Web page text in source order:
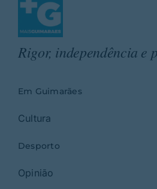
Rigor, independência e
Em Guimarães
Cultura
Desporto
Opinião